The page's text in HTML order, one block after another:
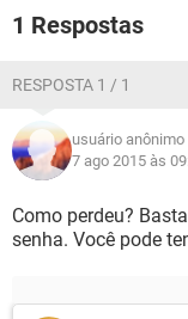
1 Respostas
RESPOSTA 1 / 1
usuário anônimo
7 ago 2015 às
Como perdeu?
senha. Você pode